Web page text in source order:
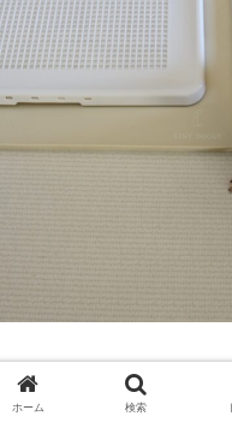
し基準を甘くしてもらえ
ホーム 検索